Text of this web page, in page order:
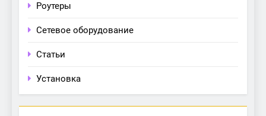
Роутеры
Сетевое оборудование
Статьи
Установка